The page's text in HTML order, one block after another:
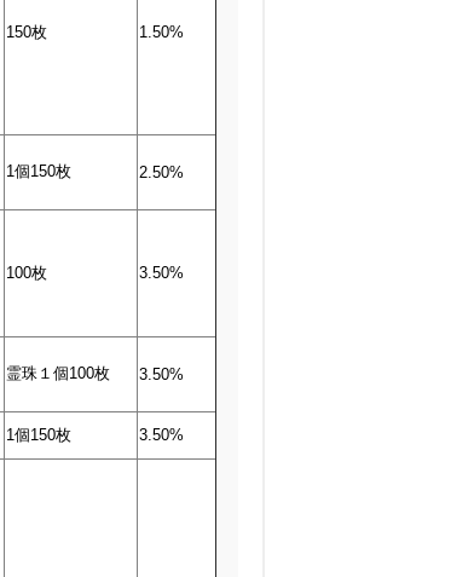
150枚 1.50%
1個150枚 2.50%
100枚 3.50%
霊珠１個100枚 3.50%
1個150枚 3.50%